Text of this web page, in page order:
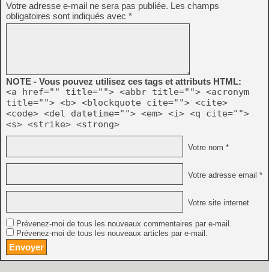
Votre adresse e-mail ne sera pas publiée. Les champs
obligatoires sont indiqués avec *
NOTE - Vous pouvez utilisez ces tags et attributs HTML:
<a href="" title=""> <abbr title=""> <acronym
title=""> <b> <blockquote cite=""> <cite>
<code> <del datetime=""> <em> <i> <q cite="">
<s> <strike> <strong>
Votre nom *
Votre adresse email *
Votre site internet
Prévenez-moi de tous les nouveaux commentaires par e-mail.
Prévenez-moi de tous les nouveaux articles par e-mail.